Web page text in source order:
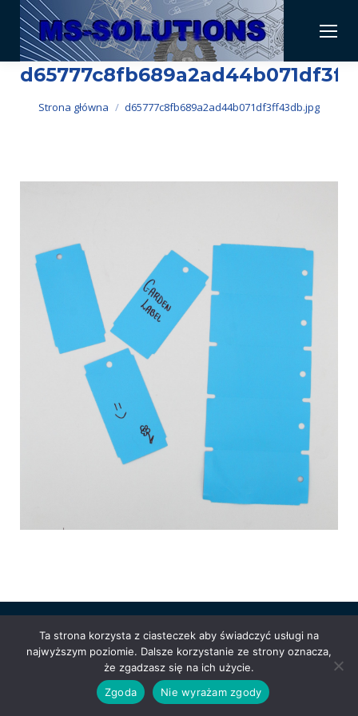
Jesteś tutaj:
Strona główna d65777c8fb689a2ad44b071df3ff43db.jpg
Powered byAnetpol.pl| © MS-Solutions 2025
Logowanie / rejestracja
Polityka prywatności
sklepu
Cennik wysyłek
Ta strona korzysta z ciasteczek aby świadczyć usługi na
najwyższym poziomie. Dalsze korzystanie ze strony oznacza,
że zgadzasz się na ich użycie.
Zgoda
Nie wyrażam zgody